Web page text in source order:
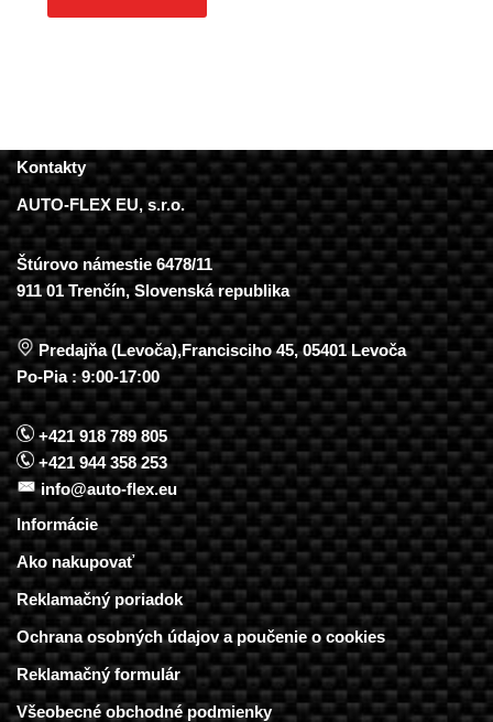
Kontakty
AUTO-FLEX EU, s.r.o.
Štúrovo námestie 6478/11
911 01 Trenčín, Slovenská republika
Predajňa (Levoča),Francisciho 45, 05401 Levoča
Po-Pia : 9:00-17:00
+421 918 789 805
+421 944 358 253
info@auto-flex.eu
Informácie
Ako nakupovať
Reklamačný poriadok
Ochrana osobných údajov a poučenie o cookies
Reklamačný formulár
Všeobecné obchodné podmienky